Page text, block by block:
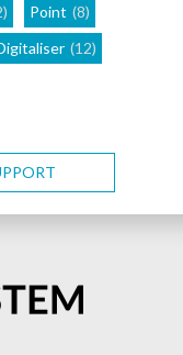
Point (8)
(12)